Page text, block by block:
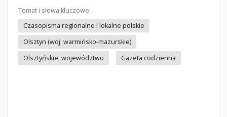
Temat i słowa kluczowe:
Czasopisma regionalne i lokalne polskie
Olsztyn (woj. warmińsko-mazurskie)
Olsztyńskie, województwo
Gazeta codzienna